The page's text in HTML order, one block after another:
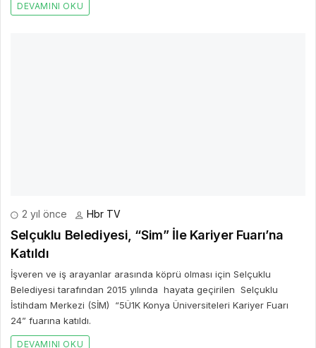
DEVAMINI OKU
2 yıl önce Hbr TV
Selçuklu Belediyesi, “Sim” İle Kariyer Fuarı’na
Katıldı
İşveren ve iş arayanlar arasında köprü olması için Selçuklu
Belediyesi tarafından 2015 yılında hayata geçirilen Selçuklu
İstihdam Merkezi (SİM) “5Ü1K Konya Üniversiteleri Kariyer Fuarı
24” fuarına katıldı.
DEVAMINI OKU